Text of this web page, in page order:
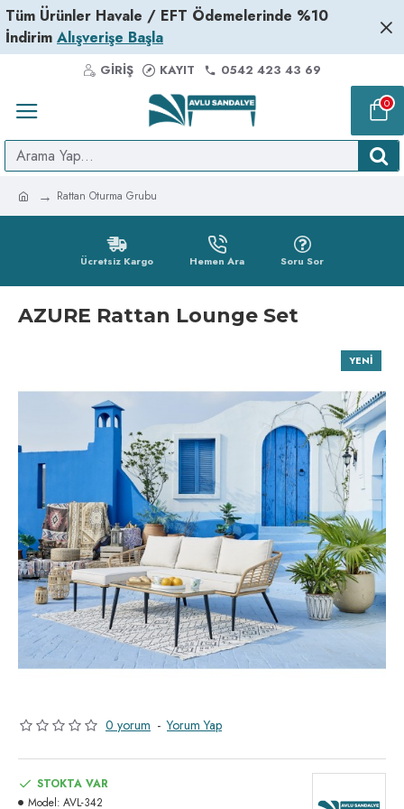
Tüm Ürünler Havale / EFT Ödemelerinde %10
İndirim Alışverişe Başla
GIRIŞ KAYIT 0542 423 43 69
0
Rattan Oturma Grubu
Ücretsiz Kargo Hemen Ara Soru Sor
AZURE Rattan Lounge Set
YENI
0 yorum - Yorum Yap
STOKTA VAR
Model: AVL-342